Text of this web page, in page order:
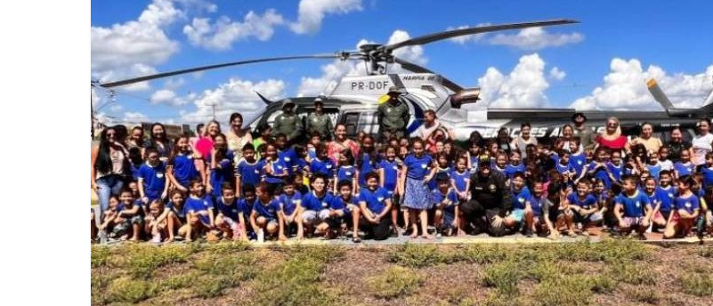
do
Sul
Jornal
Online